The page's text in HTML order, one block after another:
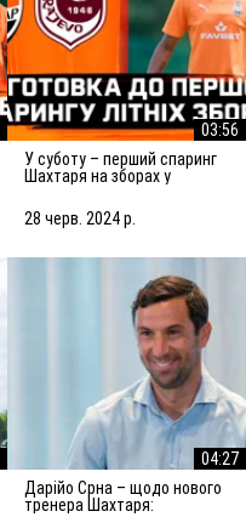
03:56
У суботу – перший спаринг
Шахтаря на зборах у
матчу із Сараєвом
28 черв. 2024 р.
04:27
Дарійо Срна – щодо нового
тренера Шахтаря: